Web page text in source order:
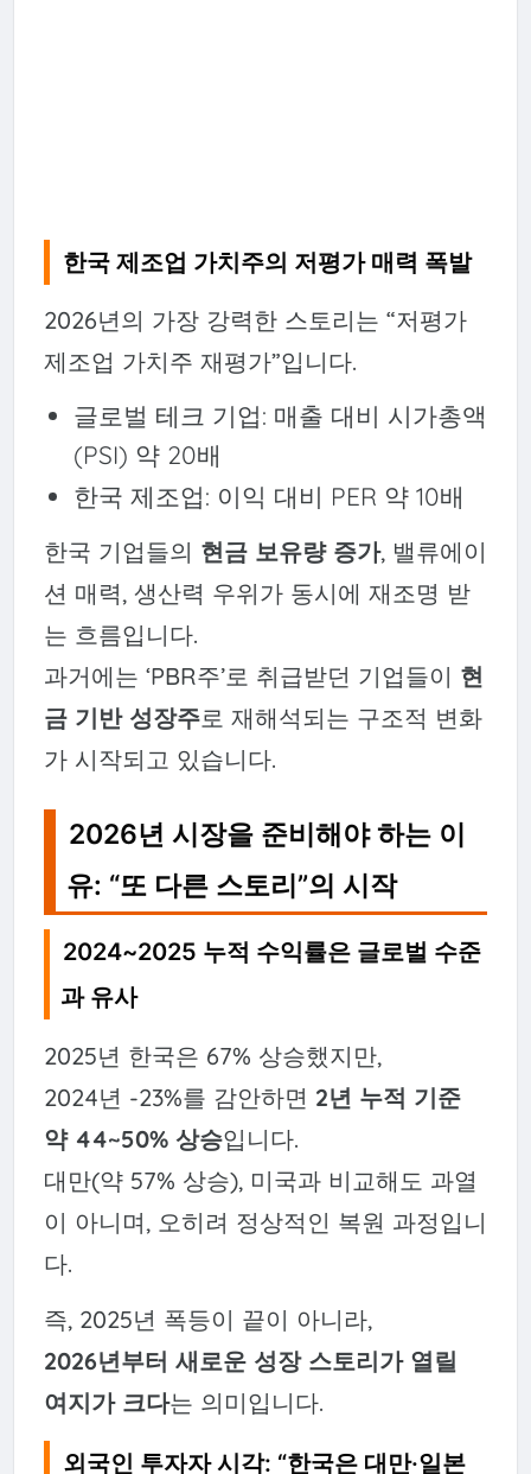
한국 제조업 가치주의 저평가 매력 폭발
2026년의 가장 강력한 스토리는 “저평가
제조업 가치주 재평가”입니다.
글로벌 테크 기업: 매출 대비 시가총액
(PSI) 약 20배
한국 제조업: 이익 대비 PER 약 10배
한국 기업들의 현금 보유량 증가, 밸류에이
션 매력, 생산력 우위가 동시에 재조명 받
는 흐름입니다.
과거에는 ‘PBR주’로 취급받던 기업들이 현
금 기반 성장주로 재해석되는 구조적 변화
가 시작되고 있습니다.
2026년 시장을 준비해야 하는 이
유: “또 다른 스토리”의 시작
2024~2025 누적 수익률은 글로벌 수준
과 유사
2025년 한국은 67% 상승했지만,
2024년 -23%를 감안하면 2년 누적 기준
약 44~50% 상승입니다.
대만(약 57% 상승), 미국과 비교해도 과열
이 아니며, 오히려 정상적인 복원 과정입니
다.
즉, 2025년 폭등이 끝이 아니라,
2026년부터 새로운 성장 스토리가 열릴
여지가 크다는 의미입니다.
외국인 투자자 시각: “한국은 대만·일본